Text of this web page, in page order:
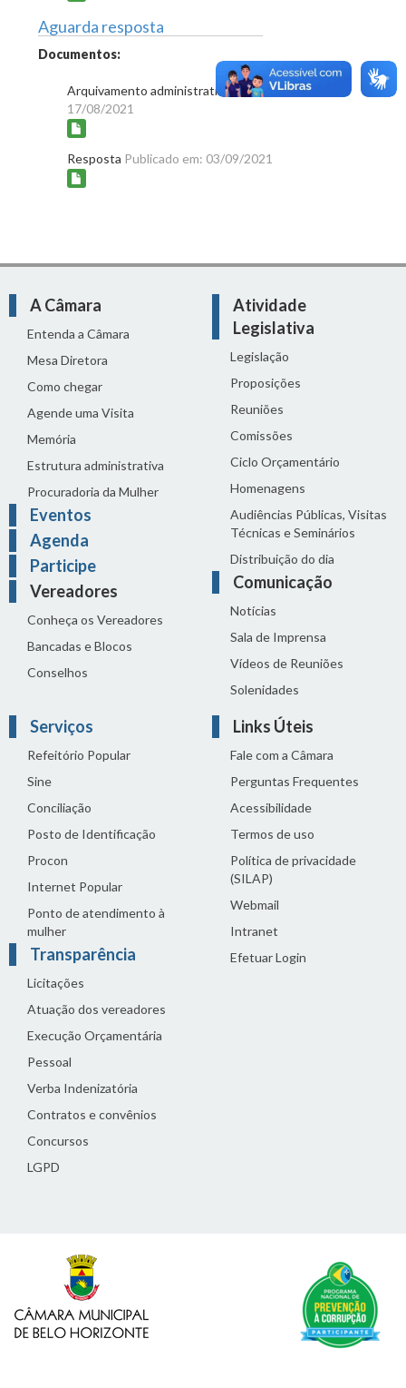
Aguarda resposta
Documentos:
Arquivamento administrativoPublicado em:
17/08/2021
Resposta Publicado em: 03/09/2021
A Câmara
Entenda a Câmara
Mesa Diretora
Como chegar
Agende uma Visita
Memória
Estrutura administrativa
Procuradoria da Mulher
Eventos
Agenda
Participe
Vereadores
Conheça os Vereadores
Bancadas e Blocos
Conselhos
Atividade
Legislativa
Legislação
Proposições
Reuniões
Comissões
Ciclo Orçamentário
Homenagens
Audiências Públicas, Visitas
Técnicas e Seminários
Distribuição do dia
Comunicação
Notícias
Sala de Imprensa
Vídeos de Reuniões
Solenidades
Serviços
Refeitório Popular
Sine
Conciliação
Posto de Identificação
Procon
Internet Popular
Ponto de atendimento à
mulher
Transparência
Licitações
Atuação dos vereadores
Execução Orçamentária
Pessoal
Verba Indenizatória
Contratos e convênios
Concursos
LGPD
Links Úteis
Fale com a Câmara
Perguntas Frequentes
Acessibilidade
Termos de uso
Política de privacidade
(SILAP)
Webmail
Intranet
Efetuar Login